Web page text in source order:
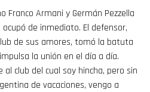
Franco Armani y Germán Pezzella
ocupó de inmediato. El defensor,
de sus amores, tomó la batuta
la unión en el día a día.
al club del cual soy hincha, pero sin
de vacaciones, vengo a